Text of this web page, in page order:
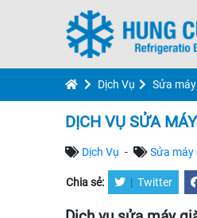
Dịch Vụ Sửa
DỊCH VỤ SỬA
Dịch Vụ - Sửa máy
Chia sẻ: | Twitter